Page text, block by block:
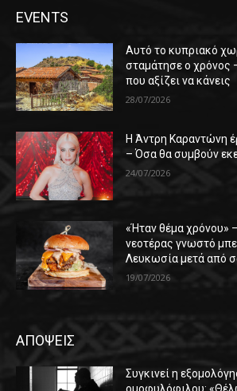
EVENTS
Αυτό το κυπριακό
σταμάτησε ο χρόνος
που αξίζει να κάνεις
28/07/2026
Η Άντρη Καραντώνη
– Όσα θα συμβούν
24/07/2026
«Ήταν θέμα χρόνου» –
νεοτέρας γνωστό
Λευκωσία μετά από
19/07/2026
ΑΠΟΨΕΙΣ
Συγκινεί η
ομοφυλόφιλου: